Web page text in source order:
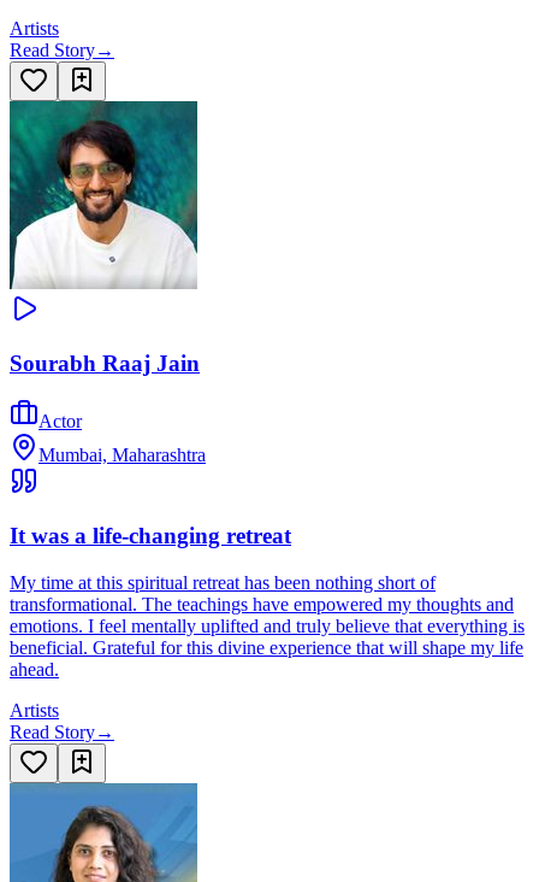
Artists
Read Story→
Sourabh Raaj Jain
Actor
Mumbai, Maharashtra
It was a life-changing retreat
My time at this spiritual retreat has been nothing short of
transformational. The teachings have empowered my thoughts and
emotions. I feel mentally uplifted and truly believe that everything is
beneficial. Grateful for this divine experience that will shape my life
ahead.
Artists
Read Story→